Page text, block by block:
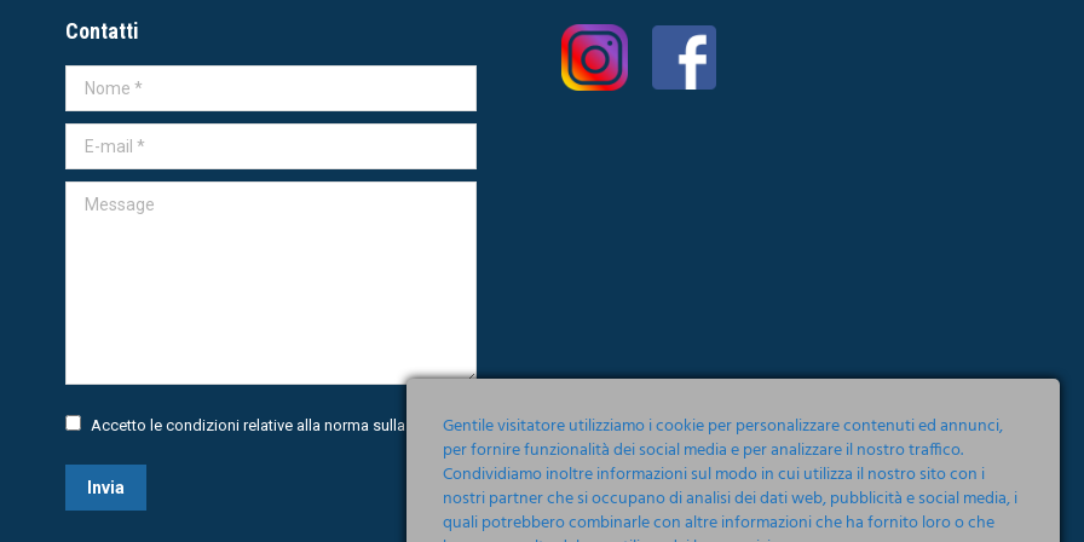
Contatti
Nome *
E-mail *
Message
Accetto le condizioni relative alla norma sulla Privacy
Invia
Gentile visitatore utilizziamo i cookie per personalizzare contenuti ed annunci,
per fornire funzionalità dei social media e per analizzare il nostro traffico.
Condividiamo inoltre informazioni sul modo in cui utilizza il nostro sito con i
nostri partner che si occupano di analisi dei dati web, pubblicità e social media, i
quali potrebbero combinarle con altre informazioni che ha fornito loro o che